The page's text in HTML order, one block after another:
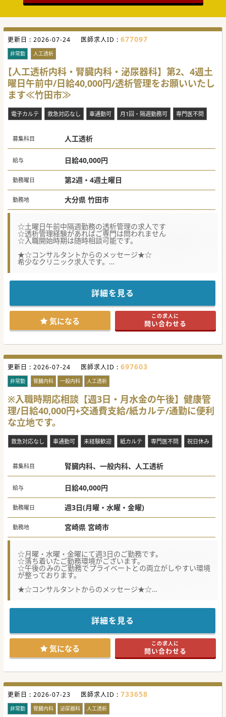
更新日 : 2026-07-24 医師求人ID : 677097
非常勤 人工透析
【人工透析内科・腎臓内科・泌尿器科】第2、4週土
曜日午前中/日給40,000円/透析管理をお願いいたし
ます≪竹田市≫
電子カルテ 救急対応なし 車通勤可 月1回・隔週勤務可 専門医不問
募集科目 人工透析
給与 日給40,000円
勤務曜日 第2週・4週土曜日
勤務地 大分県 竹田市
☆土曜日午前中隔週勤務の透析管理の求人です
☆透析管理経験があればご専門は問われません
☆入職開始時期は随時相談可能です。
★☆コンサルタントからのメッセージ★☆
希少なクリニック求人です。
地域の透析クリニックなので、基本的にはかかりつけの患者
落ち着いている方がほとんどです。
要領を得ている看護師や臨床工学技士が所属しているので
医師も落ち着いてお仕事していただける環境かと思います。
少しでもご興味ございましたらお気軽にお問い合わせくださ
い。
詳細を見る
気になる この求人に
問い合わせる
更新日 : 2026-07-24 医師求人ID : 697603
非常勤 腎臓内科 一般内科 人工透析
※入職時期応相談【週3日・月水金の午後】健康管
理/日給40,000円+交通費支給/紙カルテ/通勤に便利
な立地です。
救急対応なし 車通勤可 未経験歓迎 紙カルテ 専門医不問 祝日休み
募集科目 腎臓内科、一般内科、人工透析
給与 日給40,000円
勤務曜日 週3日(月曜・水曜・金曜)
勤務地 宮崎県 宮崎市
☆月曜・水曜・金曜にて週3日のご勤務です。
☆落ち着いたご勤務環境がございます。
☆午後のみのご勤務でプライベートとの両立がしやすい環境
が整っております。
★☆コンサルタントからのメッセージ★☆
宮崎市のクリニックでの透析管理非常勤医師募集です。
ッフが行うため、回診をメインにご担当いただきます。
お車はもちろん、公共交通機関での通勤に便利な立地にござ
ご興味ございましたらまずはお問合せくださいませ。
詳細を見る
気になる この求人に
問い合わせる
更新日 : 2026-07-23 医師求人ID : 733658
非常勤 腎臓内科 泌尿器科 人工透析